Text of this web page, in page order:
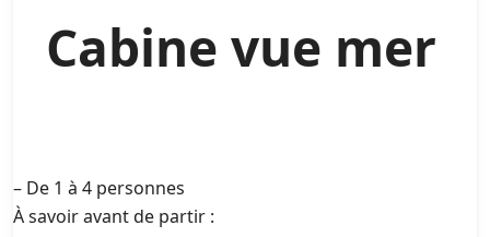
Cabine vue mer
– De 1 à 4 personnes
À savoir avant de partir :